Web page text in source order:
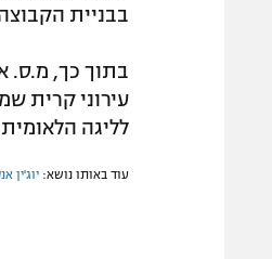
בבניית
בתוך כך, מ.ס.
עירוני קרית
לליגה
עוד באותו נושא: יוג'ין